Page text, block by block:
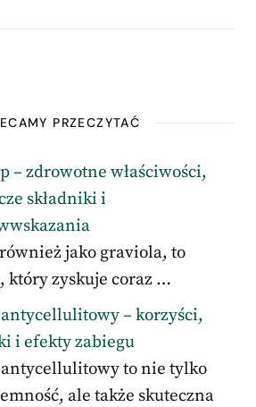
PRZECZYTAĆ
– zdrowotne właściwości,
składniki i
jako graviola, to
który zyskuje coraz …
antycellulitowy – korzyści,
i efekty zabiegu
antycellulitowy to nie tylko
ale także skuteczna